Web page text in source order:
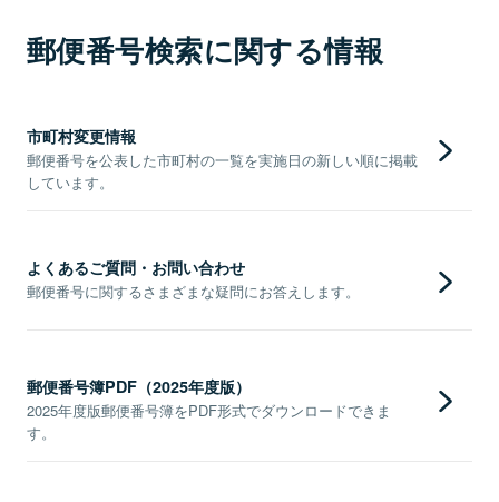
郵便番号検索に関する情報
市町村変更情報
郵便番号を公表した市町村の一覧を実施日の新しい順に掲載
しています。
よくあるご質問・お問い合わせ
郵便番号に関するさまざまな疑問にお答えします。
郵便番号簿PDF（2025年度版）
2025年度版郵便番号簿をPDF形式でダウンロードできま
す。